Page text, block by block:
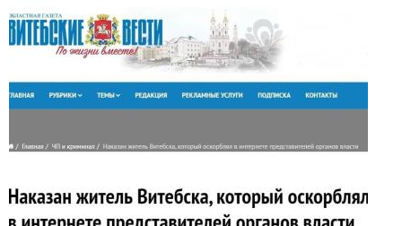
Дыскрымінацыя
Карная псыхіятрыя
КПЧ ААН
ЛПП